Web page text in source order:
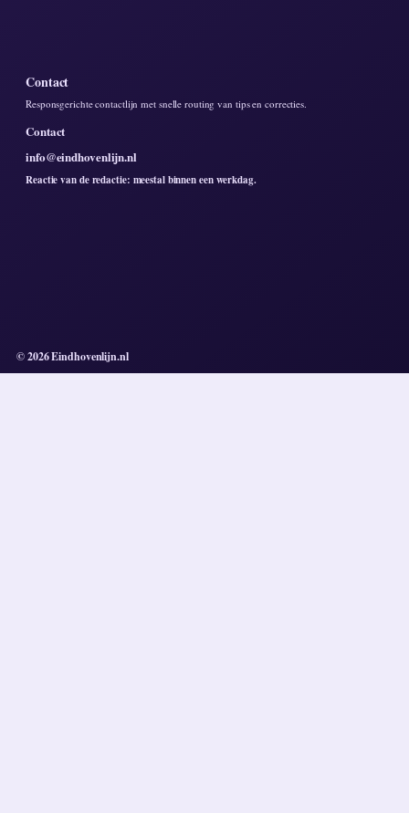
Contact
Responsgerichte contactlijn met snelle routing van tips en correcties.
Contact
info@eindhovenlijn.nl
Reactie van de redactie: meestal binnen een werkdag.
© 2026 Eindhovenlijn.nl